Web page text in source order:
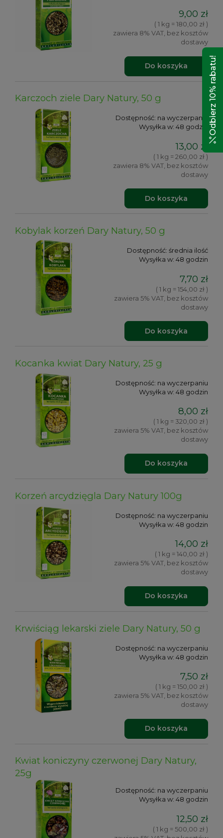
9,00 zł
( 1 kg = 180,00 zł )
zawiera 8% VAT, bez kosztów
dostawy
Do koszyka
Karczoch ziele Dary Natury, 50 g
Dostępność: na wyczerpaniu
Wysyłka w: 48 godzin
13,00 zł
( 1 kg = 260,00 zł )
zawiera 8% VAT, bez kosztów
dostawy
Do koszyka
Kobylak korzeń Dary Natury, 50 g
Dostępność: średnia ilość
Wysyłka w: 48 godzin
7,70 zł
( 1 kg = 154,00 zł )
zawiera 5% VAT, bez kosztów
dostawy
Do koszyka
Kocanka kwiat Dary Natury, 25 g
Dostępność: na wyczerpaniu
Wysyłka w: 48 godzin
8,00 zł
( 1 kg = 320,00 zł )
zawiera 5% VAT, bez kosztów
dostawy
Do koszyka
Korzeń arcydzięgla Dary Natury 100g
Dostępność: na wyczerpaniu
Wysyłka w: 48 godzin
14,00 zł
( 1 kg = 140,00 zł )
zawiera 5% VAT, bez kosztów
dostawy
Do koszyka
Krwiściąg lekarski ziele Dary Natury, 50 g
Dostępność: na wyczerpaniu
Wysyłka w: 48 godzin
7,50 zł
( 1 kg = 150,00 zł )
zawiera 5% VAT, bez kosztów
dostawy
Do koszyka
Kwiat koniczyny czerwonej Dary Natury,
25g
Dostępność: na wyczerpaniu
Wysyłka w: 48 godzin
12,50 zł
( 1 kg = 500,00 zł )
Odbierz 10% rabatu!